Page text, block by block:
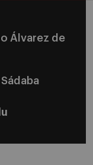
Álvarez de